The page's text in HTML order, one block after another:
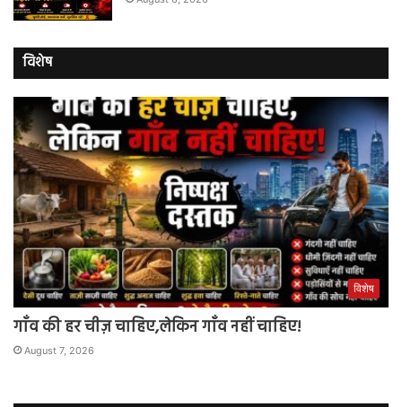
विशेष
विशेष
गाँव की हर चीज़ चाहिए,लेकिन गाँव नहीं चाहिए!
August 7, 2026